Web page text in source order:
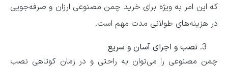
که این امر به ویژه برای خرید چمن مصنوعی ارزان و صرفه‌جویی
در هزینه‌های طولانی مدت مهم است.
نصب و اجرای آسان و سریع
چمن مصنوعی را می‌توان به راحتی و در زمان کوتاهی نصب